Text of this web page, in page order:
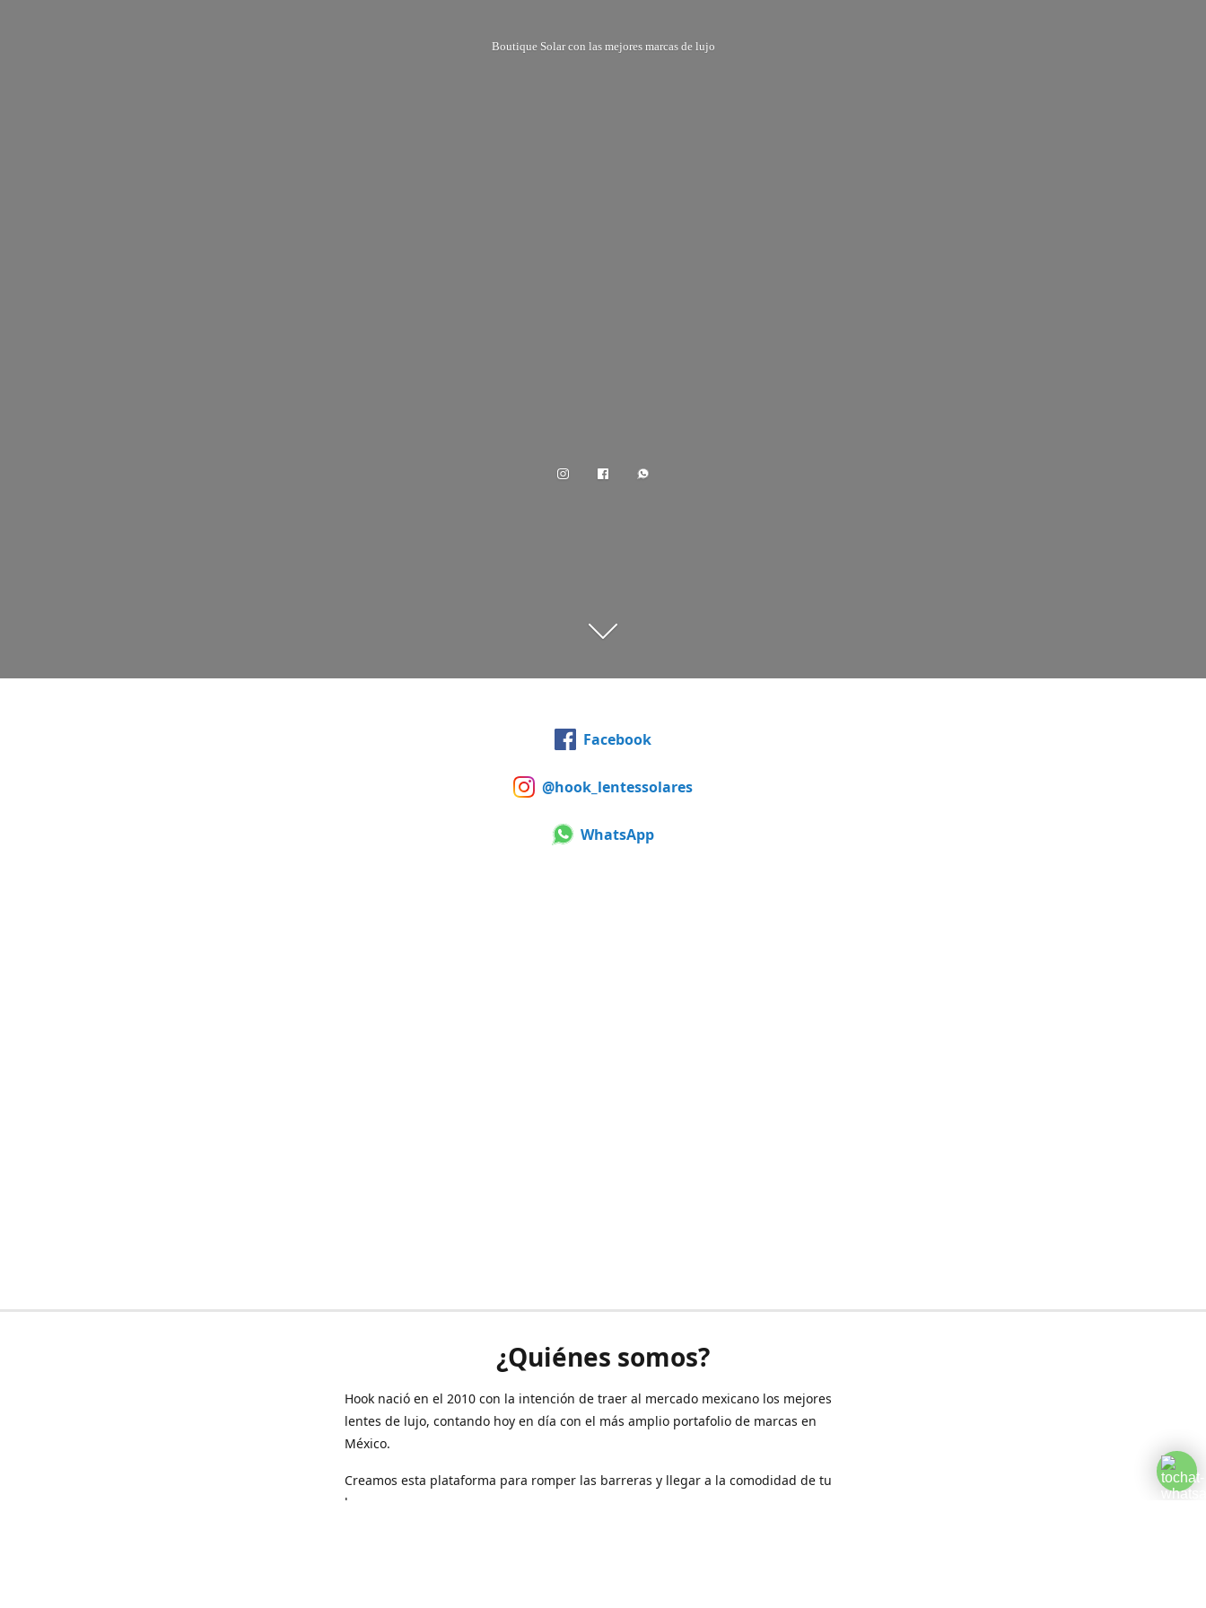
Boutique Solar con las mejores marcas de lujo
Facebook
@hook_lentessolares
WhatsApp
¿Quiénes somos?
Hook nació en el 2010 con la intención de traer al mercado mexicano los mejores
lentes de lujo, contando hoy en día con el más amplio portafolio de marcas en
México.
Creamos esta plataforma para romper las barreras y llegar a la comodidad de tu
hogar.